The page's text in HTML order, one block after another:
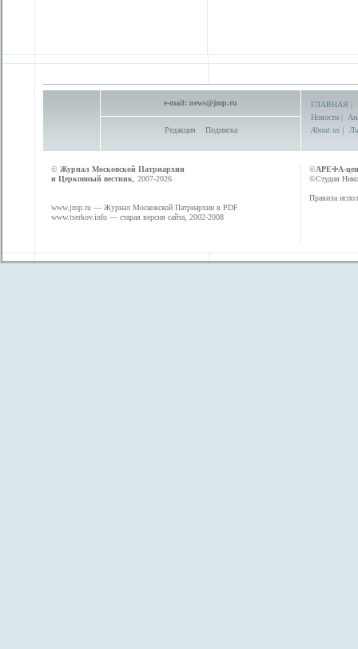
e-mail: news@jmp.ru
Редакция Подписка
ГЛАВНАЯ |
Новости |
About us |
© Журнал Московской Патриархии
и Церковный вестник , 2007-2026
www.jmp.ru — Журнал Московской Патриархии в PDF
www.tserkov.info — старая версия сайта, 2002-2008
©АРЕФА-
©Студия
Правила